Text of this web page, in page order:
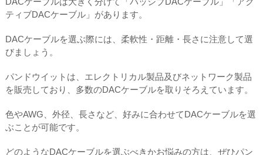
ティブDACケーブル」があります。
DACケーブルを選ぶ際には、柔軟性・距離・長さに注意して選
びましょう。
パンドウイットは、エレクトリカル製品及びネットワーク製品
を販売しており、多数のDACケーブルを取りそろえています。
色やAWG、外径、長さなど、好みに合わせてDACケーブルを選
ぶことが可能です。
どのようなDACケーブルを選ぶべきかお悩みの方は、ぜひパン